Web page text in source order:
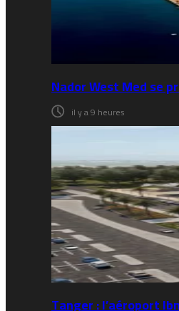
Nador West Med se
il y a 9 heures
Tanger : l’aéroport